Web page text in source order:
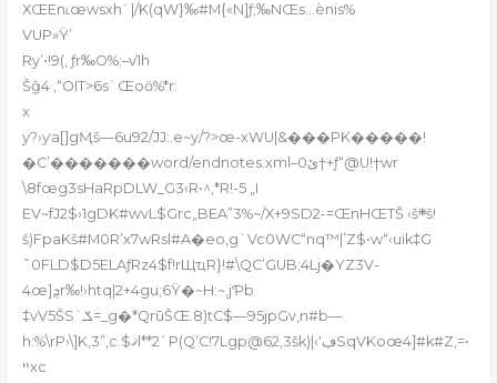
XŒEn˪œwsxh`|/K(qW}‰#M{«N]ƒ;‰NŒs…ènis%
VUP»Ÿ’
Ry’•!9(‚ ƒr‰O%;–vׁ1h
Šĝ4 ,“OIT>6s`Œoӧ%*r:
x
y?›ƴa[]gӍš—6u92/JJ:.e~y/?>œ-xWU|&���PK�����!
�C’�������word/endnotes.xml–ێ0†+ƒ“@U!†wr
\8fœg3sHaRpDLW_G3‹R•^,*R!-5 „I
EV~fJ2$›1gDK#wvL$Grc„BEA”3%~/X+9SD2-=ŒnHŒТŠ ‹š܍š!
š)FpaKš#M0R’x7wRsl#A�eo,g`Vc0WC“nq™|’Z$•w“‹ui k‡G
˜0FLD$D5ELAƒRz4$f!rЩҵR}!#\QC’GUB;4Lj�YZ3V-
4œ]ܯr‰!›htq|2+4gu;6Ÿ�~H:~,jƤb
‡vV5ŠS`ݎ=_g�*QrūŠŒ.8)tC$—95jpGv,n#b—
h:%\rP›\]K‚3”,c.$ޤl**2`P(Q’C!7Lgp@62,3šk)|‹‘ڢSqVKoœ4]#k#Z,=•
ײxc